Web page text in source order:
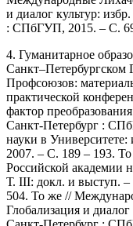
и диалог культур:
: СПбГУП, 2015. – С.
4. Гуманитарное
Санкт–Петербургском
Профсоюзов:
практической
фактор
Санкт-Петербург :
науки в
2007. – С. 189 – 193.
Российской академии
Т. III: докл. и выступ.
504. То же //
Глобализация и